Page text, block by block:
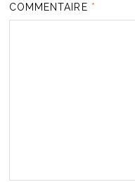
COMMENTAIRE *